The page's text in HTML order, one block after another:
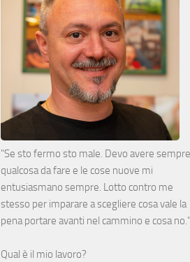
"Se sto fermo sto male. Devo avere sempre
qualcosa da fare e le cose nuove mi
entusiasmano sempre. Lotto contro me
stesso per imparare a scegliere cosa vale la
pena portare avanti nel cammino e cosa no."
Qual è il mio lavoro?